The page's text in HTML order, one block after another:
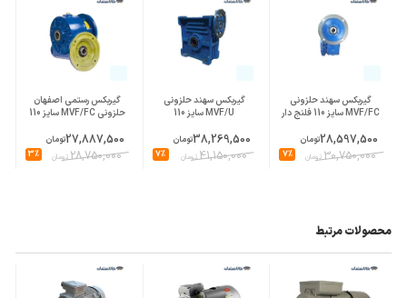
گیربکس سهند حلزونی
MVF/FC سایز 110 فلنج دار
28,597,500تومان
30,750,000تومان 7%
گیربکس سهند حلزونی
MVF/U سایز 110
38,269,500تومان
41,150,000تومان 7%
گیربکس رستمی اصفهان
حلزونی MVF/FC سایز 110
27,887,500تومان
28,750,000تومان 3%
محصولات مرتبط